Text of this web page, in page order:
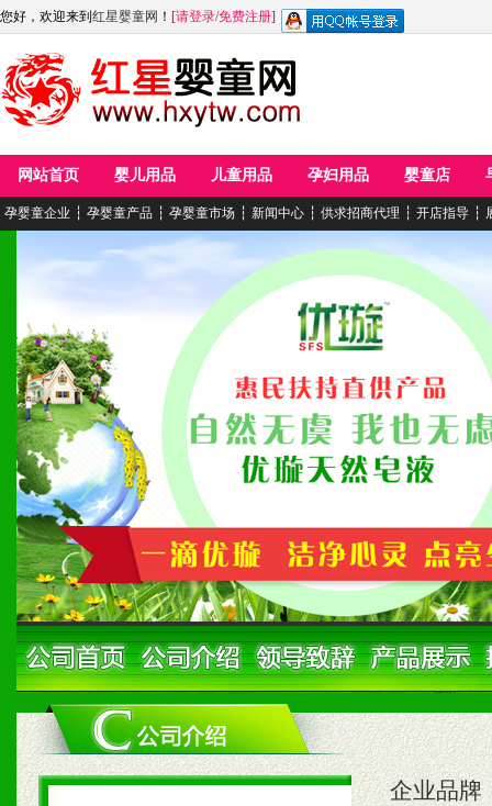
您好，欢迎来到 红星婴童网 ！ [请登录/免费注册]
网站首页 婴儿用品 儿童用品 孕妇用品 婴童店
孕婴童企业 ┆ 孕婴童产品 ┆ 孕婴童市场 ┆ 新闻中心 ┆ 供求招商代理 ┆ 开店指导 ┆
企业品牌